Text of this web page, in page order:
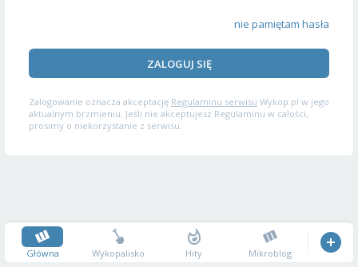
nie pamiętam hasła
ZALOGUJ SIĘ
Zalogowanie oznacza akceptację Regulaminu serwisu Wykop.pl w jego
aktualnym brzmieniu. Jeśli nie akceptujesz Regulaminu w całości,
prosimy o niekorzystanie z serwisu.
Główna Wykopalisko Hity Mikroblog